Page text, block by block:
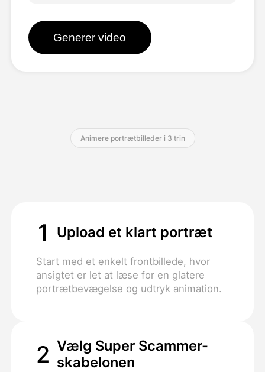
Blog
Generer video
Animere portrætbilleder i 3 trin
1 Upload et klart portræt
Start med et enkelt frontbillede, hvor
ansigtet er let at læse for en glatere
portrætbevægelse og udtryk animation.
2 Vælg Super Scammer-
skabelonen